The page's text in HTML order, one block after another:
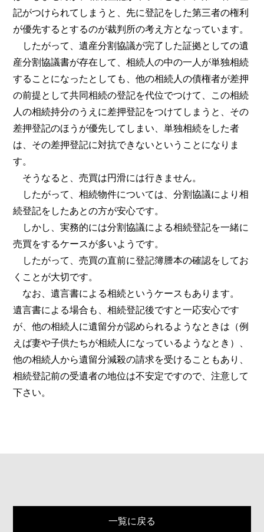
記がつけられてしまうと、先に登記をした第三者の権利
が優先するとするのが裁判所の考え方となっています。
したがって、遺産分割協議が完了した証拠としての遺
産分割協議書が存在して、相続人の中の一人が単独相続
することになったとしても、他の相続人の債権者が差押
の前提として共同相続の登記を代位でつけて、この相続
人の相続持分のうえに差押登記をつけてしまうと、その
差押登記のほうが優先してしまい、単独相続をした者
は、その差押登記に対抗できないということになりま
す。
そうなると、売買は円滑には行きません。
したがって、相続物件については、分割協議により相
続登記をしたあとの方が安心です。
しかし、実務的には分割協議による相続登記を一緒に
売買をするケースが多いようです。
したがって、売買の直前に登記簿謄本の確認をしてお
くことが大切です。
なお、遺言書による相続というケースもあります。
遺言書による場合も、相続登記後ですと一応安心です
が、他の相続人に遺留分が認められるようなときは（例
えば妻や子供たちが相続人になっているようなとき）、
他の相続人から遺留分減殺の請求を受けることもあり、
相続登記前の受遺者の地位は不安定ですので、注意して
下さい。
一覧に戻る